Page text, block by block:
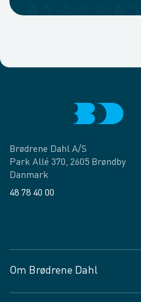
Brødrene Dahl A/S
Park Allé 370, 2605 Brøndby
Danmark
48 78 40 00
Om Brødrene Dahl